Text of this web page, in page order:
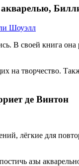
акварелью,
своей книга она
творчество.
де Винтон
лёгкие для
азы